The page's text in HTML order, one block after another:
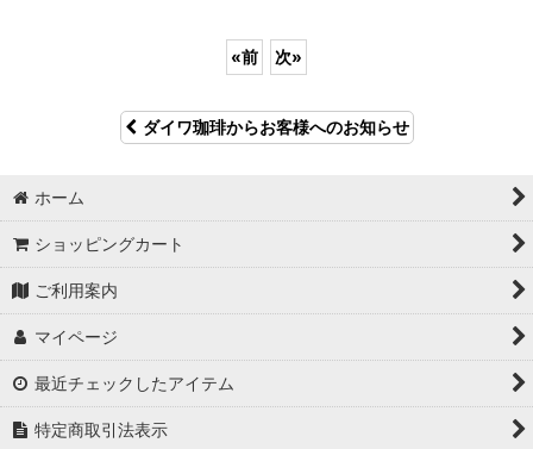
«前 次»
ダイワ珈琲からお客様へのお知らせ
ホーム
ショッピングカート
ご利用案内
マイページ
最近チェックしたアイテム
特定商取引法表示